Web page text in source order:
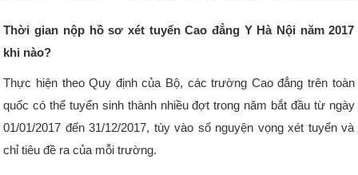
Thời gian nộp hồ sơ xét tuyển Cao đẳng Y Hà Nội năm 2017
khi nào?
Thực hiện theo Quy định của Bộ, các trường Cao đẳng trên toàn
quốc có thể tuyển sinh thành nhiều đợt trong năm bắt đầu từ ngày
01/01/2017 đến 31/12/2017, tùy vào số nguyện vọng xét tuyển và
chỉ tiêu đề ra của mỗi trường.